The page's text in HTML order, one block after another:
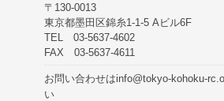
〒130-0013
東京都墨田区錦糸1-1-5 Aビル6F
TEL 03-5637-4602
FAX 03-5637-4611
お問い合わせはinfo@tokyo-kohoku-
い